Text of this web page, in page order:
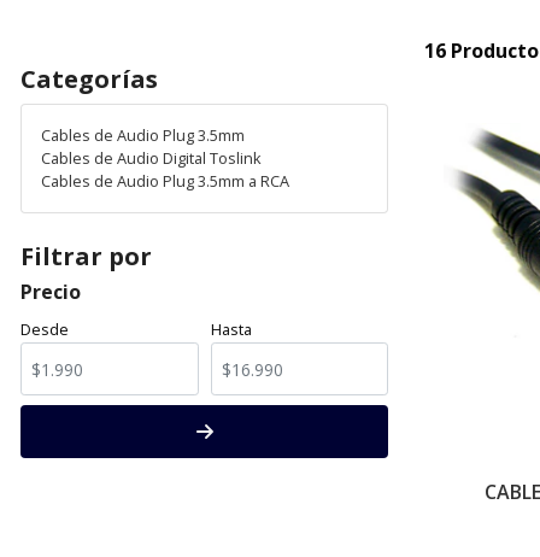
Categorías
Cables de Audio Plug 3.5mm
Cables de Audio Digital Toslink
Cables de Audio Plug 3.5mm a RCA
Filtrar por
Precio
Desde Hasta
16